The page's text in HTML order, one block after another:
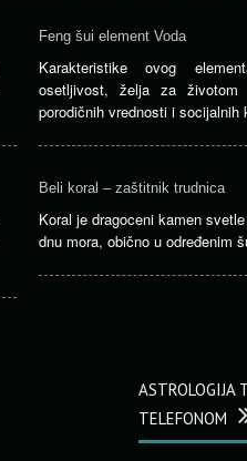
Feng šui element Voda
Karakteristike ovog
osetljivost, želja za
porodičnih vrednosti i
Beli koral – zaštitnik trudnica
Koral je dragoceni kamen
dnu mora, obično u određenim
ASTROLOGIJA
TELEFONOM